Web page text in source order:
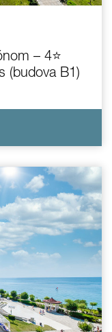
– 4⭐
(budova B1)